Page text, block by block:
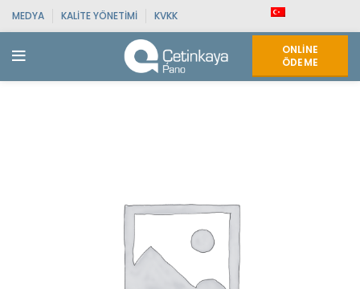
MEDYA KALITE YÖNETIMI KVKK
ONLINE
ÖDEME